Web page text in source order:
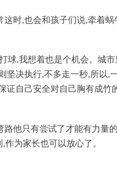
时,也会和孩子们说,牵着
球,我想着也是个机会。城
决执行,不多走一秒,所以,
自己安全对自己胸有成竹
他只有尝试了才能有力量
为家长也可以放心了。